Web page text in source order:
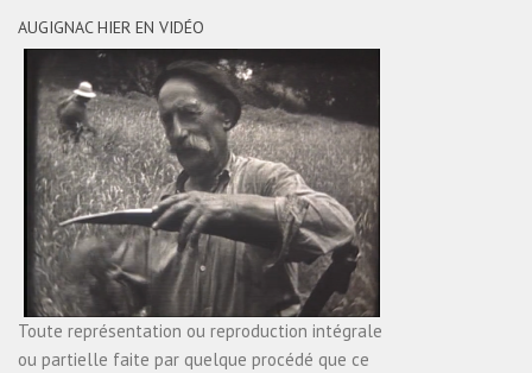
AUGIGNAC HIER EN VIDÉO
Toute représentation ou reproduction intégrale
ou partielle faite par quelque procédé que ce